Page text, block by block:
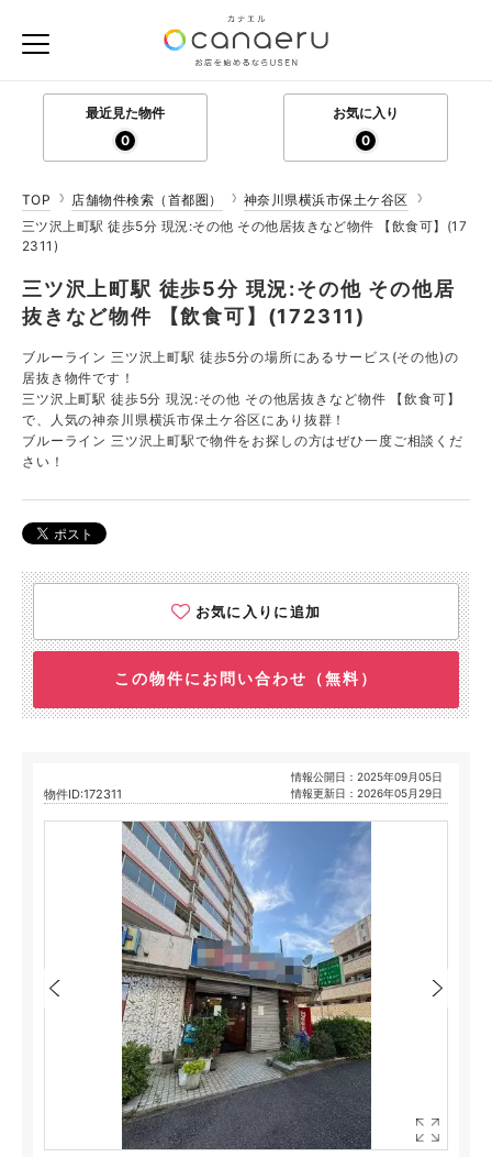
最近見た物件
0
お気に入り
0
TOP 店舗物件検索（首都圏）
神奈川県横浜市保土ケ谷区
三ツ沢上町駅 徒歩5分 現況:その他 その他居抜きなど物件 【飲食可】(17
2311)
三ツ沢上町駅 徒歩5分 現況:その他 その他居
抜きなど物件 【飲食可】(172311)
ブルーライン 三ツ沢上町駅 徒歩5分の場所にあるサービス(その他)の
居抜き物件です！
三ツ沢上町駅 徒歩5分 現況:その他 その他居抜きなど物件 【飲食可】
で、人気の神奈川県横浜市保土ケ谷区にあり抜群！
ブルーライン 三ツ沢上町駅で物件をお探しの方はぜひ一度ご相談くだ
さい！
お気に入りに追加
この物件にお問い合わせ（無料）
物件ID:172311
情報公開日：2025年09月05日
情報更新日：2026年05月29日